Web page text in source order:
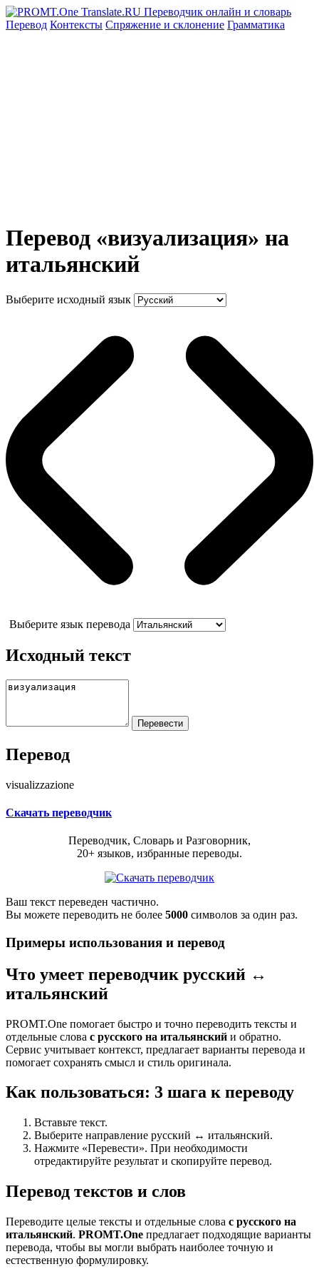
Перевод Контексты Спряжение и склонение Грамматика
Перевод «визуализация» на
итальянский
Выберите исходный язык
Выберите язык перевода
Исходный текст
Перевод
visualizzazione
Скачать переводчик
Переводчик, Словарь и Разговорник,
20+ языков, избранные переводы.
Ваш текст переведен частично.
Вы можете переводить не более 5000 символов за один раз.
Примеры использования и перевод
Что умеет переводчик русский ↔
итальянский
PROMT.One помогает быстро и точно переводить тексты и
отдельные слова с русского на итальянский и обратно.
Сервис учитывает контекст, предлагает варианты перевода и
помогает сохранять смысл и стиль оригинала.
Как пользоваться: 3 шага к переводу
Вставьте текст.
Выберите направление русский ↔ итальянский.
Нажмите «Перевести». При необходимости
отредактируйте результат и скопируйте перевод.
Перевод текстов и слов
Переводите целые тексты и отдельные слова с русского на
итальянский. PROMT.One предлагает подходящие варианты
перевода, чтобы вы могли выбрать наиболее точную и
естественную формулировку.